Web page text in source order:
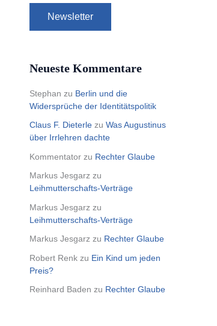
Neueste Kommentare
Stephan zu Berlin und die
Widersprüche der Identitätspolitik
Claus F. Dieterle zu Was Augustinus
über Irrlehren dachte
Kommentator zu Rechter Glaube
Markus Jesgarz zu
Leihmutterschafts-Verträge
Markus Jesgarz zu
Leihmutterschafts-Verträge
Markus Jesgarz zu Rechter Glaube
Robert Renk zu Ein Kind um jeden
Preis?
Reinhard Baden zu Rechter Glaube